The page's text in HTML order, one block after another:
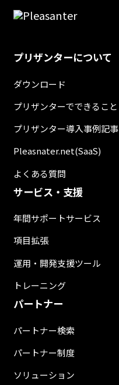
プリザンターについて
ダウンロード
プリザンターでできること
プリザンター導入事例記事
Pleasnater.net(SaaS)
よくある質問
サービス・支援
年間サポートサービス
項目拡張
運用・開発支援ツール
トレーニング
パートナー
パートナー検索
パートナー制度
ソリューション